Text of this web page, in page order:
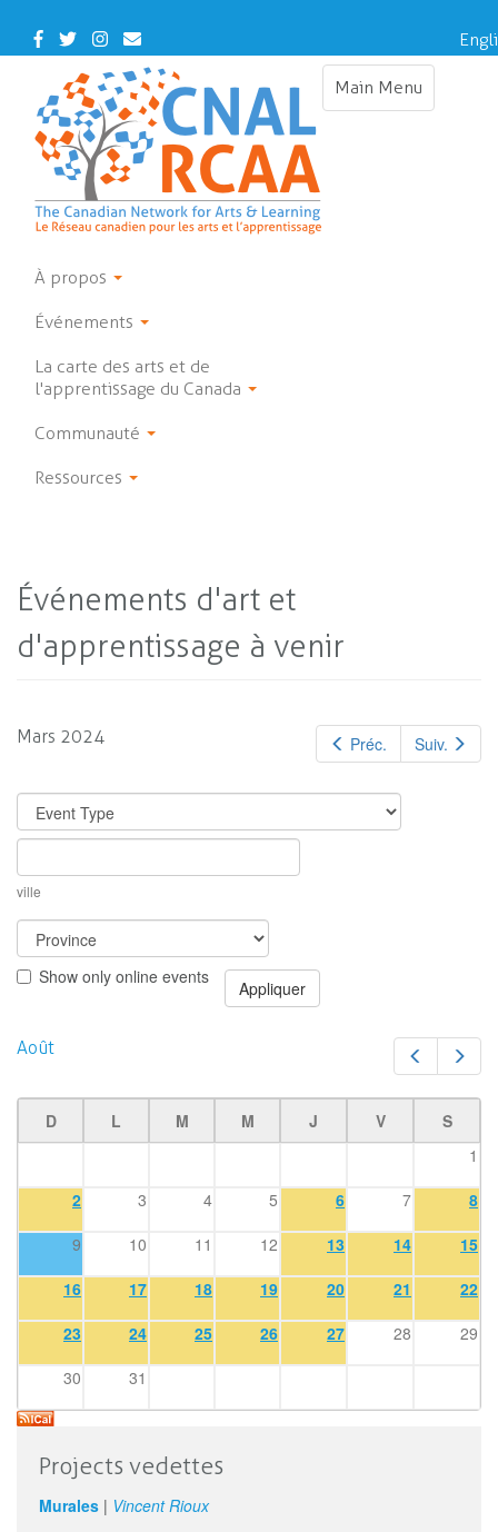
main
Facebook
TwitterInstagram
Contact
Us
Main Menu
Toggle
À propos
Événements
La carte des arts et de
l'apprentissage du Canada
Communauté
Ressources
Événements d'art et
d'apprentissage à venir
Préc. Suiv.
Mars 2024
ville
Show only online events
Appliquer
Préc.
Août
D L M M J V
S
1
2
3 4 5 6 7
8
9
10 11 12 13 14
15
16
17 18 19 20 21
22
23
24 25 26 27 28
29
30
31
Projects vedettes
Murales | Vincent Rioux